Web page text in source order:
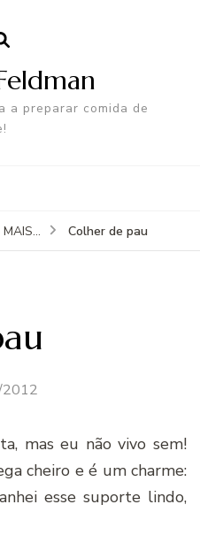
a preparar comida de
MAIS... Colher de pau
mas eu não vivo sem!
cheiro e é um charme:
esse suporte lindo,